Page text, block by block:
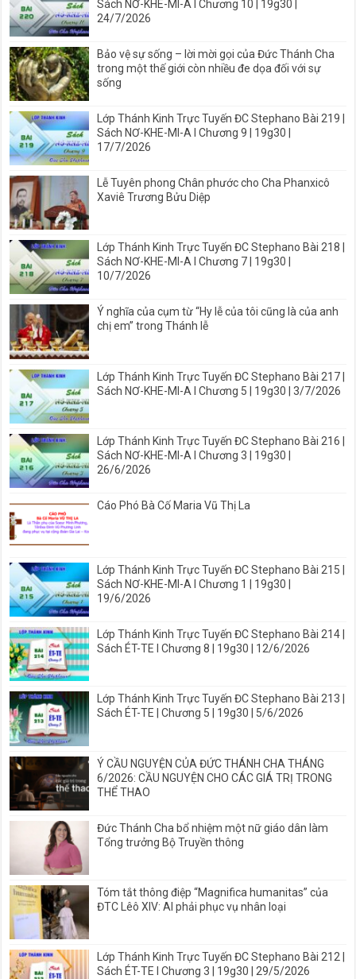
Sách NƠ-KHE-MI-A I Chương 10 | 19g30 |
24/7/2026
Bảo vệ sự sống – lời mời gọi của Đức Thánh Cha
trong một thế giới còn nhiều đe dọa đối với sự
sống
Lớp Thánh Kinh Trực Tuyến ĐC Stephano Bài 219 |
Sách NƠ-KHE-MI-A I Chương 9 | 19g30 |
17/7/2026
Lễ Tuyên phong Chân phước cho Cha Phanxicô
Xaviê Trương Bửu Diệp
Lớp Thánh Kinh Trực Tuyến ĐC Stephano Bài 218 |
Sách NƠ-KHE-MI-A I Chương 7 | 19g30 |
10/7/2026
Ý nghĩa của cụm từ “Hy lễ của tôi cũng là của anh
chị em” trong Thánh lễ
Lớp Thánh Kinh Trực Tuyến ĐC Stephano Bài 217 |
Sách NƠ-KHE-MI-A I Chương 5 | 19g30 | 3/7/2026
Lớp Thánh Kinh Trực Tuyến ĐC Stephano Bài 216 |
Sách NƠ-KHE-MI-A I Chương 3 | 19g30 |
26/6/2026
Cáo Phó Bà Cố Maria Vũ Thị La
Lớp Thánh Kinh Trực Tuyến ĐC Stephano Bài 215 |
Sách NƠ-KHE-MI-A I Chương 1 | 19g30 |
19/6/2026
Lớp Thánh Kinh Trực Tuyến ĐC Stephano Bài 214 |
Sách ÉT-TE I Chương 8 | 19g30 | 12/6/2026
Lớp Thánh Kinh Trực Tuyến ĐC Stephano Bài 213 |
Sách ÉT-TE | Chương 5 | 19g30 | 5/6/2026
Ý CẦU NGUYỆN CỦA ĐỨC THÁNH CHA THÁNG
6/2026: CẦU NGUYỆN CHO CÁC GIÁ TRỊ TRONG
THỂ THAO
Đức Thánh Cha bổ nhiệm một nữ giáo dân làm
Tổng trưởng Bộ Truyền thông
Tóm tắt thông điệp “Magnifica humanitas” của
ĐTC Lêô XIV: AI phải phục vụ nhân loại
Lớp Thánh Kinh Trực Tuyến ĐC Stephano Bài 212 |
Sách ÉT-TE I Chương 3 | 19g30 | 29/5/2026